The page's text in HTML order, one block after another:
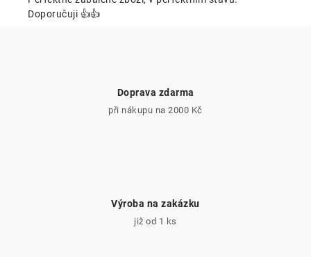
Doporučuji 👍👍
Doprava zdarma
při nákupu na 2000 Kč
Výroba na zakázku
již od 1 ks